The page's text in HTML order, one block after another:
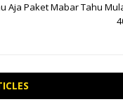
Aja Paket Mabar Tahu